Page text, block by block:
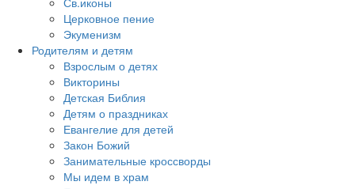
Церковное пение
Экуменизм
Родителям и детям
Взрослым о детях
Викторины
Детская Библия
Детям о праздниках
Евангелие для детей
Закон Божий
Занимательные кроссворды
Мы идем в храм